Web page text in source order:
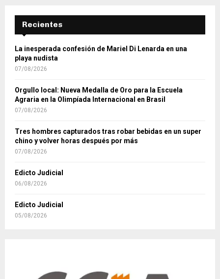
Recientes
La inesperada confesión de Mariel Di Lenarda en una
playa nudista
07/08/2026
Orgullo local: Nueva Medalla de Oro para la Escuela
Agraria en la Olimpíada Internacional en Brasil
07/08/2026
Tres hombres capturados tras robar bebidas en un super
chino y volver horas después por más
07/08/2026
Edicto Judicial
06/08/2026
Edicto Judicial
05/08/2026